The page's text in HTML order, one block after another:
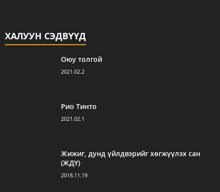
ХАЛУУН СЭДВҮҮД
Оюу толгой
2021.02.2
Рио Тинто
2021.02.1
Жижиг, дунд үйлдвэрийг хөгжүүлэх сан
(ЖДҮ)
2018.11.19